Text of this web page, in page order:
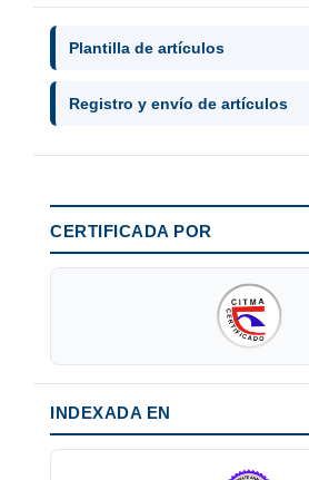
Plantilla de artículos
Registro y envío de artículos
CERTIFICADA POR
INDEXADA EN